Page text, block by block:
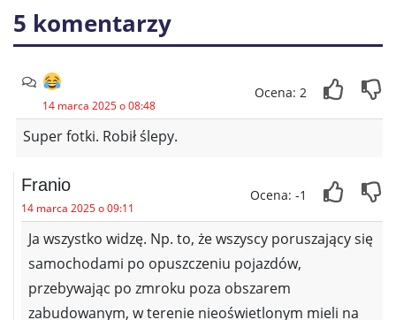
5 komentarzy
14 marca 2025 o 08:48
Ocena: 2
Super fotki. Robił ślepy.
Franio
14 marca 2025 o 09:11
Ocena: -1
Ja wszystko widzę. Np. to, że wszyscy poruszający się
samochodami po opuszczeniu pojazdów,
przebywając po zmroku poza obszarem
zabudowanym, w terenie nieoświetlonym mieli na